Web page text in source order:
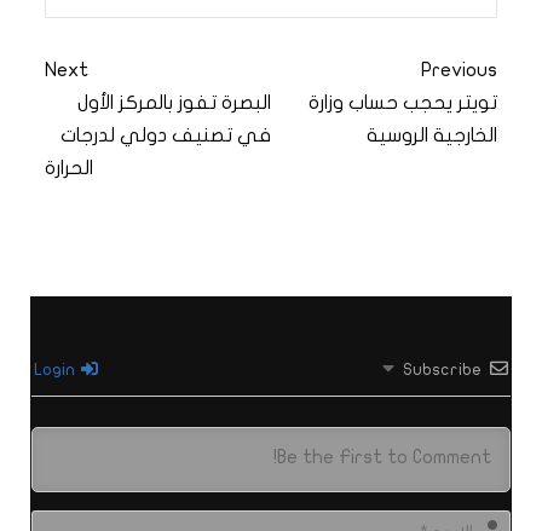
Previous
تويتر يحجب حساب وزارة
الخارجية الروسية
Next
البصرة تفوز بالمركز الأول
في تصنيف دولي لدرجات
الحرارة
Subscribe